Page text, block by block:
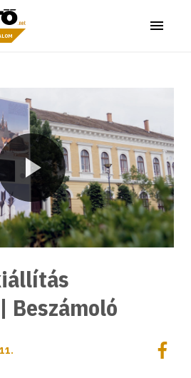
Menü
Lejátszás
Beszámoló